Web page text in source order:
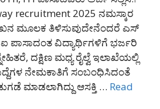
recruitment 2025 ನಮಸ್ಕಾರ
ಮೂಲಕ ತಿಳಿಸುವುದೇನೆಂದರೆ ಎಸ್
ಪಾಸಾದಂತ ವಿದ್ಯಾರ್ಥಿಗಳಿಗೆ ಭರ್ಜರಿ
ದಕ್ಷಿಣ ಮಧ್ಯ ರೈಲ್ವೆ ಇಲಾಖೆಯಲ್ಲಿ
ನೇಮಕಾತಿಗೆ ಸಂಬಂಧಿಸಿದಂತೆ
ಮಾಡಲಾಗಿದ್ದು ಆಸಕ್ತಿ … Read